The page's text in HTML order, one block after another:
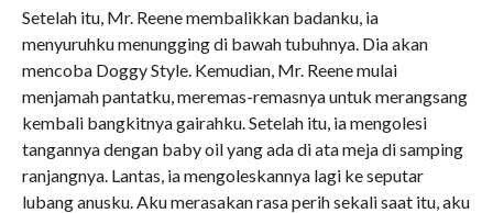
Setelah itu, Mr. Reene membalikkan badanku, ia
menyuruhku menungging di bawah tubuhnya. Dia akan
mencoba Doggy Style. Kemudian, Mr. Reene mulai
menjamah pantatku, meremas-remasnya untuk merangsang
kembali bangkitnya gairahku. Setelah itu, ia mengolesi
tangannya dengan baby oil yang ada di ata meja di samping
ranjangnya. Lantas, ia mengoleskannya lagi ke seputar
lubang anusku. Aku merasakan rasa perih sekali saat itu, aku